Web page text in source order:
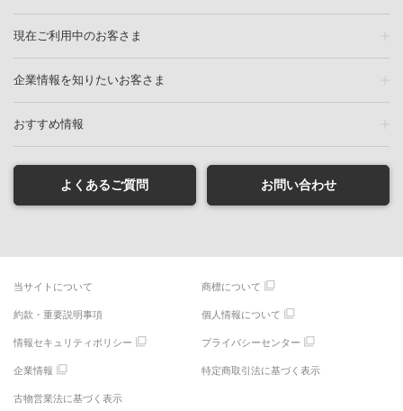
現在ご利用中のお客さま
企業情報を知りたいお客さま
おすすめ情報
よくあるご質問 お問い合わせ
当サイトについて 商標について
約款・重要説明事項 個人情報について
情報セキュリティポリシー プライバシーセンター
企業情報 特定商取引法に基づく表示
古物営業法に基づく表示